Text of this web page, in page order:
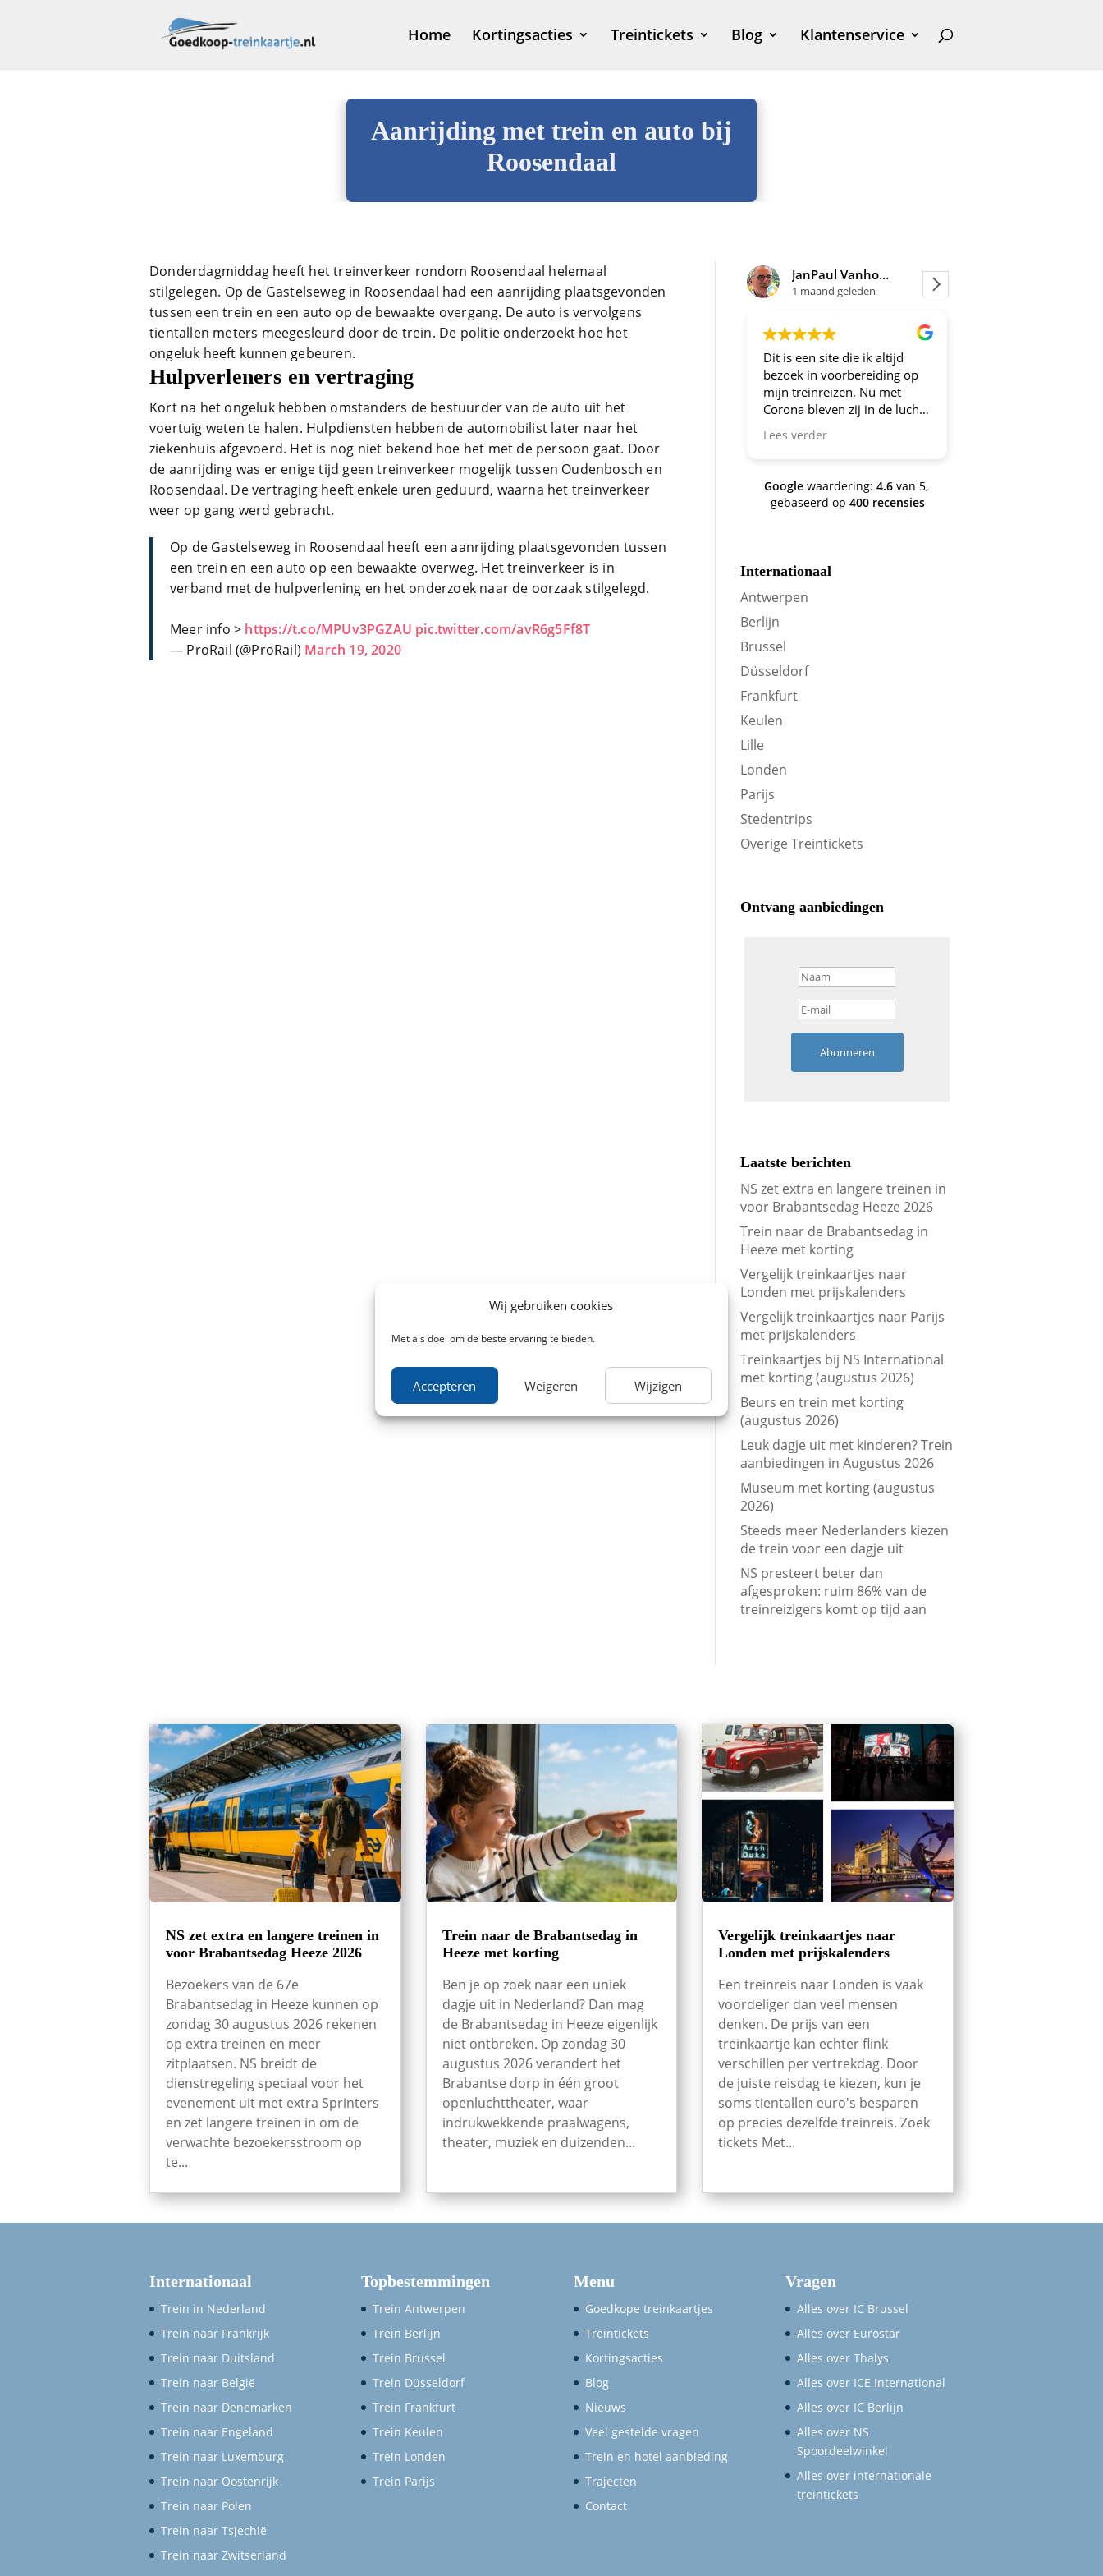
Wij gebruiken cookies
Met als doel om de beste ervaring te bieden.
Accepteren Weigeren Wijzigen
Home Kortingsacties Treintickets Blog Klantenservice
Aanrijding met trein en auto bij
Roosendaal
Donderdagmiddag heeft het treinverkeer rondom Roosendaal helemaal
stilgelegen. Op de Gastelseweg in Roosendaal had een aanrijding plaatsgevonden
tussen een trein en een auto op de bewaakte overgang. De auto is vervolgens
tientallen meters meegesleurd door de trein. De politie onderzoekt hoe het
ongeluk heeft kunnen gebeuren.
Hulpverleners en vertraging
Kort na het ongeluk hebben omstanders de bestuurder van de auto uit het
voertuig weten te halen. Hulpdiensten hebben de automobilist later naar het
ziekenhuis afgevoerd. Het is nog niet bekend hoe het met de persoon gaat. Door
de aanrijding was er enige tijd geen treinverkeer mogelijk tussen Oudenbosch en
Roosendaal. De vertraging heeft enkele uren geduurd, waarna het treinverkeer
weer op gang werd gebracht.
Op de Gastelseweg in Roosendaal heeft een aanrijding plaatsgevonden tussen
een trein en een auto op een bewaakte overweg. Het treinverkeer is in
verband met de hulpverlening en het onderzoek naar de oorzaak stilgelegd.
Meer info > https://t.co/MPUv3PGZAU pic.twitter.com/avR6g5Ff8T
— ProRail (@ProRail) March 19, 2020
JanPaul Vanhoven
1 maand geleden
Dit is een site die ik altijd
bezoek in voorbereiding op
mijn treinreizen. Nu met
Corona bleven zij in de lucht.
Bravo en ga zo door! En nu
zijn we een aantal jaren
site om je te oriënteren op
trein-voordeel!
Lees verder
Google waardering: 4.6 van 5,
gebaseerd op400 recensies
Internationaal
Antwerpen
Berlijn
Brussel
Düsseldorf
Frankfurt
Keulen
Lille
Londen
Parijs
Stedentrips
Overige Treintickets
Ontvang aanbiedingen
Abonneren
Laatste berichten
NS zet extra en langere treinen in
voor Brabantsedag Heeze 2026
Trein naar de Brabantsedag in
Heeze met korting
Vergelijk treinkaartjes naar
Londen met prijskalenders
Vergelijk treinkaartjes naar Parijs
met prijskalenders
Treinkaartjes bij NS International
met korting (augustus 2026)
Beurs en trein met korting
(augustus 2026)
Leuk dagje uit met kinderen? Trein
aanbiedingen in Augustus 2026
Museum met korting (augustus
2026)
Steeds meer Nederlanders kiezen
de trein voor een dagje uit
NS presteert beter dan
afgesproken: ruim 86% van de
treinreizigers komt op tijd aan
NS zet extra en langere treinen in
voor Brabantsedag Heeze 2026
Bezoekers van de 67e
Brabantsedag in Heeze kunnen op
zondag 30 augustus 2026 rekenen
op extra treinen en meer
zitplaatsen. NS breidt de
dienstregeling speciaal voor het
evenement uit met extra Sprinters
en zet langere treinen in om de
verwachte bezoekersstroom op
te...
Trein naar de Brabantsedag in
Heeze met korting
Ben je op zoek naar een uniek
dagje uit in Nederland? Dan mag
de Brabantsedag in Heeze eigenlijk
niet ontbreken. Op zondag 30
augustus 2026 verandert het
Brabantse dorp in één groot
openluchttheater, waar
indrukwekkende praalwagens,
theater, muziek en duizenden...
Vergelijk treinkaartjes naar
Londen met prijskalenders
Een treinreis naar Londen is vaak
voordeliger dan veel mensen
denken. De prijs van een
treinkaartje kan echter flink
verschillen per vertrekdag. Door
de juiste reisdag te kiezen, kun je
soms tientallen euro's besparen
op precies dezelfde treinreis. Zoek
tickets Met...
Internationaal
Trein in Nederland
Trein naar Frankrijk
Trein naar Duitsland
Trein naar België
Trein naar Denemarken
Trein naar Engeland
Trein naar Luxemburg
Trein naar Oostenrijk
Trein naar Polen
Trein naar Tsjechië
Trein naar Zwitserland
Topbestemmingen
Trein Antwerpen
Trein Berlijn
Trein Brussel
Trein Düsseldorf
Trein Frankfurt
Trein Keulen
Trein Londen
Trein Parijs
Menu
Goedkope treinkaartjes
Treintickets
Kortingsacties
Blog
Nieuws
Veel gestelde vragen
Trein en hotel aanbieding
Trajecten
Contact
Vragen
Alles over IC Brussel
Alles over Eurostar
Alles over Thalys
Alles over ICE International
Alles over IC Berlijn
Alles over NS
Spoordeelwinkel
Alles over internationale
treintickets